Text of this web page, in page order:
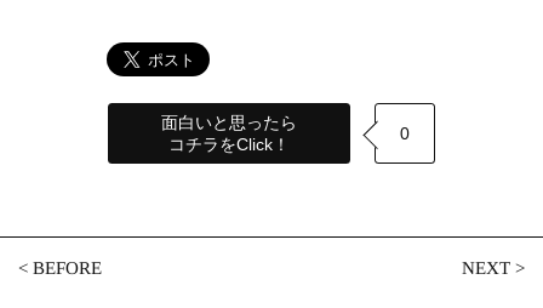
面白いと思ったら
コチラをClick！
0
<BEFORE NEXT>